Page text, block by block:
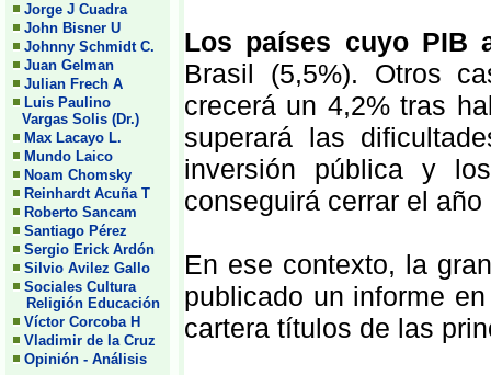
Jorge J Cuadra
John Bisner U
Johnny Schmidt C.
Juan Gelman
Julian Frech A
Luis Paulino
Vargas Solis (Dr.)
Max Lacayo L.
Mundo Laico
Noam Chomsky
Reinhardt Acuña T
Roberto Sancam
Santiago Pérez
Sergio Erick Ardón
Silvio Avilez Gallo
Sociales Cultura
Religión Educación
Víctor Corcoba H
Vladimir de la Cruz
Opinión - Análisis
Los países cuyo PIB
Brasil (5,5%). Otros
crecerá un 4,2% tras
superará las
inversión pública y
conseguirá cerrar el
En ese contexto, la
publicado un informe
cartera títulos de las